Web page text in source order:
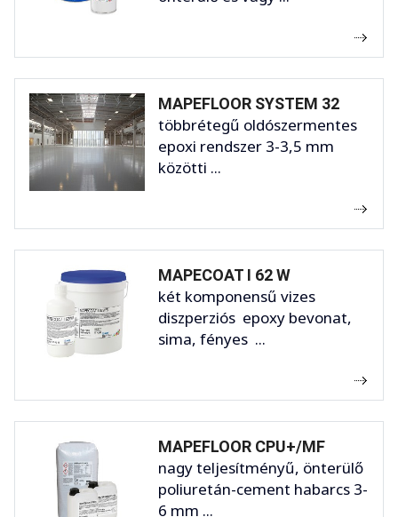
MAPEFLOOR SYSTEM 32
többrétegű oldószermentes
epoxi rendszer 3-3,5 mm
közötti ...
MAPECOAT I 62 W
két komponensű vizes
diszperziós epoxy bevonat,
sima, fényes ...
MAPEFLOOR CPU+/MF
nagy teljesítményű, önterülő
poliuretán-cement habarcs 3-
6 mm ...